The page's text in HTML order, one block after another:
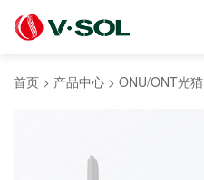
首页 > 产品中心 > ONU/ONT光猫